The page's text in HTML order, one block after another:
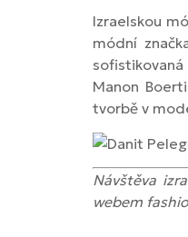
Izraelskou
módní
Manon
tvorbě v
Návštěva
webem